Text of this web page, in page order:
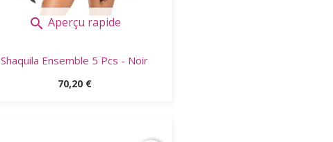
 Aperçu rapide
Shaquila Ensemble 5 Pcs - Noir
Prix
70,20 €